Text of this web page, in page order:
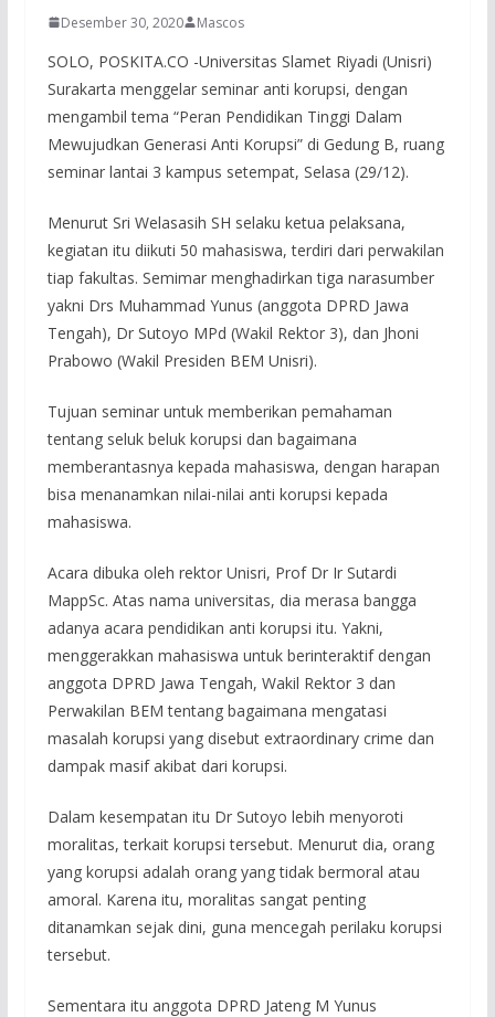
Desember 30, 2020 Mascos
SOLO, POSKITA.CO -Universitas Slamet Riyadi (Unisri)
Surakarta menggelar seminar anti korupsi, dengan
mengambil tema “Peran Pendidikan Tinggi Dalam
Mewujudkan Generasi Anti Korupsi” di Gedung B, ruang
seminar lantai 3 kampus setempat, Selasa (29/12).
Menurut Sri Welasasih SH selaku ketua pelaksana,
kegiatan itu diikuti 50 mahasiswa, terdiri dari perwakilan
tiap fakultas. Semimar menghadirkan tiga narasumber
yakni Drs Muhammad Yunus (anggota DPRD Jawa
Tengah), Dr Sutoyo MPd (Wakil Rektor 3), dan Jhoni
Prabowo (Wakil Presiden BEM Unisri).
Tujuan seminar untuk memberikan pemahaman
tentang seluk beluk korupsi dan bagaimana
memberantasnya kepada mahasiswa, dengan harapan
bisa menanamkan nilai-nilai anti korupsi kepada
mahasiswa.
Acara dibuka oleh rektor Unisri, Prof Dr Ir Sutardi
MappSc. Atas nama universitas, dia merasa bangga
adanya acara pendidikan anti korupsi itu. Yakni,
menggerakkan mahasiswa untuk berinteraktif dengan
anggota DPRD Jawa Tengah, Wakil Rektor 3 dan
Perwakilan BEM tentang bagaimana mengatasi
masalah korupsi yang disebut extraordinary crime dan
dampak masif akibat dari korupsi.
Dalam kesempatan itu Dr Sutoyo lebih menyoroti
moralitas, terkait korupsi tersebut. Menurut dia, orang
yang korupsi adalah orang yang tidak bermoral atau
amoral. Karena itu, moralitas sangat penting
ditanamkan sejak dini, guna mencegah perilaku korupsi
tersebut.
Sementara itu anggota DPRD Jateng M Yunus